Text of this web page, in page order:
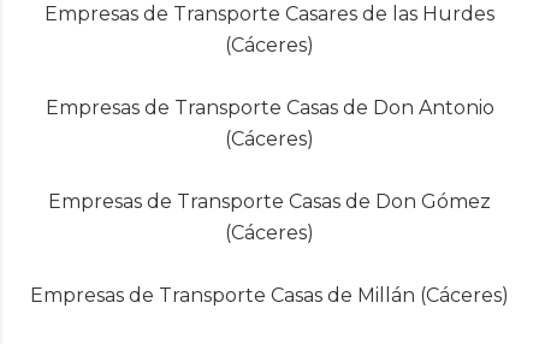
Empresas de Transporte Casares de las Hurdes
(Cáceres)
Empresas de Transporte Casas de Don Antonio
(Cáceres)
Empresas de Transporte Casas de Don Gómez
(Cáceres)
Empresas de Transporte Casas de Millán (Cáceres)